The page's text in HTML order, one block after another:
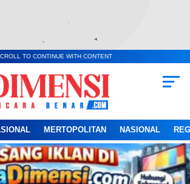
TO CONTINUE WITH CONTENT
MERTOPOLITAN NASIONAL